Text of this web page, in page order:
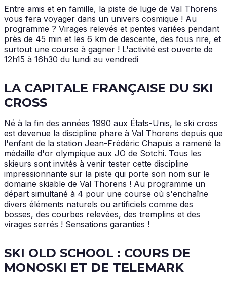
Entre amis et en famille, la piste de luge de Val Thorens
vous fera voyager dans un univers cosmique ! Au
programme ? Virages relevés et pentes variées pendant
près de 45 min et les 6 km de descente, des fous rire, et
surtout une course à gagner ! L'activité est ouverte de
12h15 à 16h30 du lundi au vendredi
LA CAPITALE FRANÇAISE DU SKI
CROSS
Né à la fin des années 1990 aux États-Unis, le ski cross
est devenue la discipline phare à Val Thorens depuis que
l'enfant de la station Jean-Frédéric Chapuis a ramené la
médaille d'or olympique aux JO de Sotchi. Tous les
skieurs sont invités à venir tester cette discipline
impressionnante sur la piste qui porte son nom sur le
domaine skiable de Val Thorens ! Au programme un
départ simultané à 4 pour une course où s'enchaîne
divers éléments naturels ou artificiels comme des
bosses, des courbes relevées, des tremplins et des
virages serrés ! Sensations garanties !
SKI OLD SCHOOL : COURS DE
MONOSKI ET DE TELEMARK